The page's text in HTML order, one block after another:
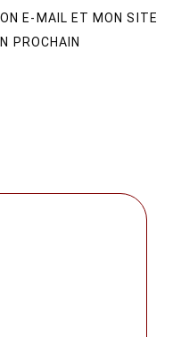
E-MAIL ET MON SITE
PROCHAIN